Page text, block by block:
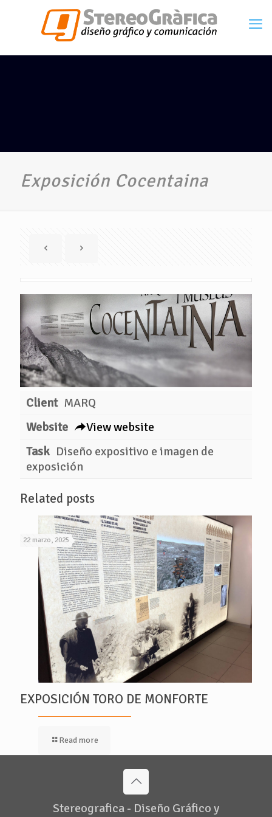
Exposición Cocentaina
Client MARQ
Website
View website
Task Diseño expositivo e imagen de
exposición
Related posts
22 marzo, 2025
EXPOSICIÓN TORO DE MONFORTE
Read more
Stereografica - Diseño Gráfico y